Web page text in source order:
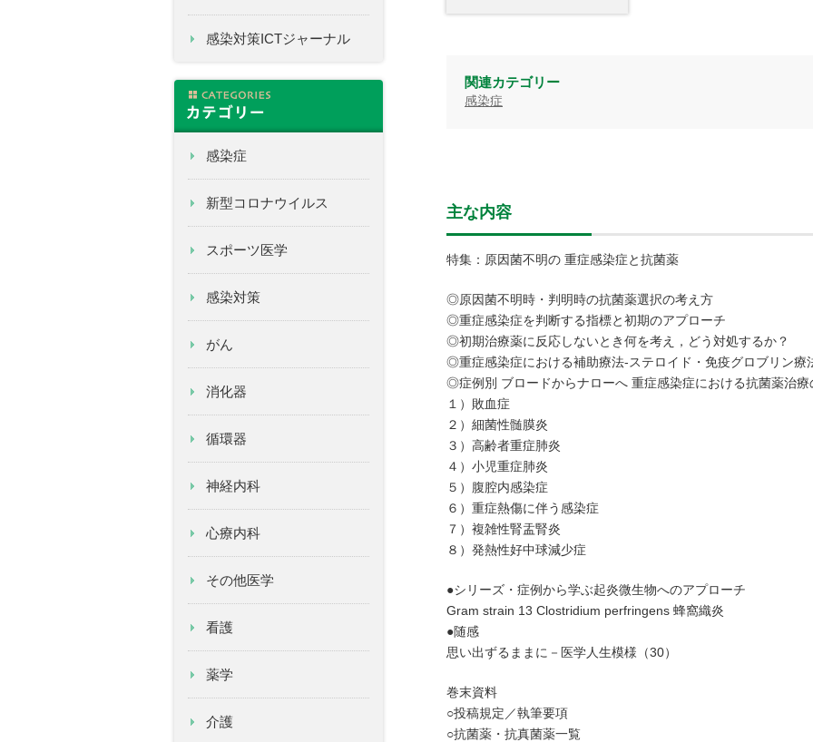
感染対策ICTジャーナル
感染症
新型コロナウイルス
スポーツ医学
感染対策
がん
消化器
循環器
神経内科
心療内科
その他医学
看護
薬学
介護
関連カテゴリー
感染症
主な内容
特集：原因菌不明の 重症感染症と抗菌薬
◎原因菌不明時・判明時の抗菌薬選択の考え方
◎重症感染症を判断する指標と初期のアプローチ
◎初期治療薬に反応しないとき何を考え，どう対処するか？
◎重症感染症における補助療法-ステロイド・免疫グロブリン療
◎症例別 ブロードからナローへ 重症感染症における抗菌薬治療
１）敗血症
２）細菌性髄膜炎
３）高齢者重症肺炎
４）小児重症肺炎
５）腹腔内感染症
６）重症熱傷に伴う感染症
７）複雑性腎盂腎炎
８）発熱性好中球減少症
●シリーズ・症例から学ぶ起炎微生物へのアプローチ
Gram strain 13 Clostridium perfringens 蜂窩織炎
●随感
思い出ずるままに－医学人生模様（30）
巻末資料
○投稿規定／執筆要項
○抗菌薬・抗真菌薬一覧